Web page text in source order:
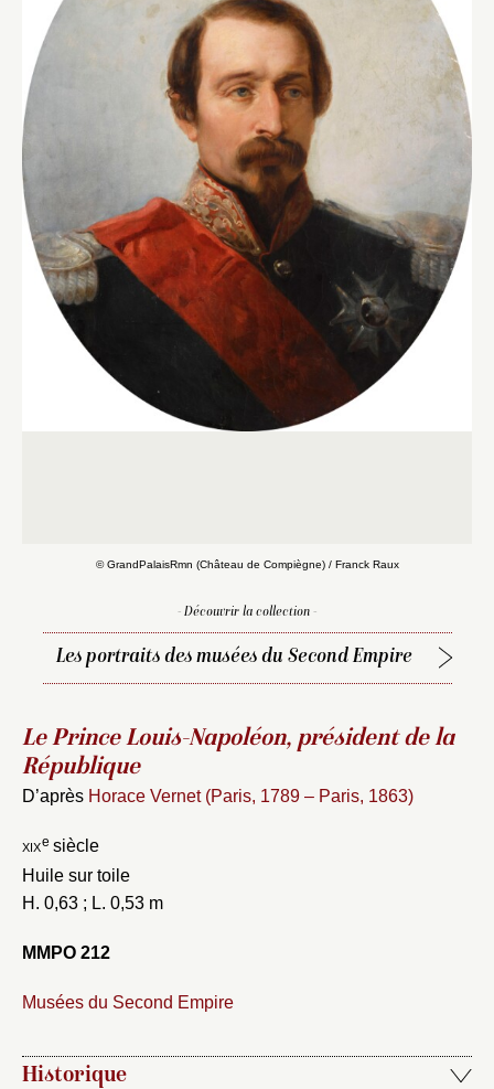
© GrandPalaisRmn (Château de Compiègne) / Franck Raux
- Découvrir la collection -
Les portraits des musées du Second Empire
Le Prince Louis-Napoléon, président de la
République
D’après Horace Vernet (Paris, 1789 – Paris, 1863)
xixe siècle
Huile sur toile
H. 0,63 ; L. 0,53 m
MMPO 212
Musées du Second Empire
Historique
Choix du dossier où ajouter la
notice
Nom du dossier
Nouveau dossier
Fermer
Connexion
Courriel
Mot de passe
Envoyer